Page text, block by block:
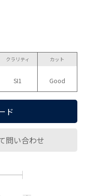
クラリティ
SI1
カット
Good
ド
問い合わせ